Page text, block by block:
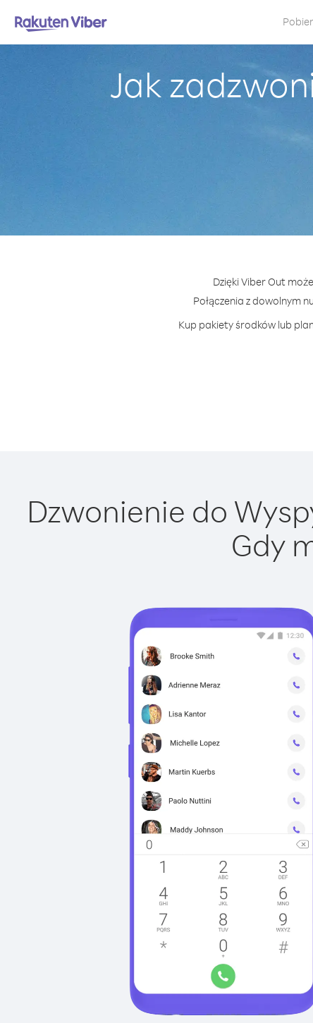
Jak
Dzięki Viber Out
Połączenia z dowolnym
Kup pakiety środków lub
Dzwonienie do
Gdy